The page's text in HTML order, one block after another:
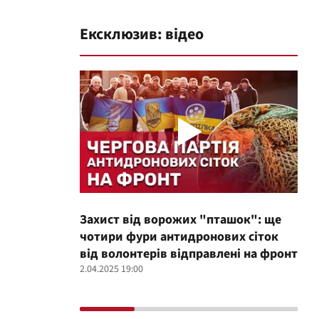
Ексклюзив: відео
Захист від ворожих "пташок": ще
чотири фури антидронових сіток
від волонтерів відправлені на фронт
2.04.2025 19:00